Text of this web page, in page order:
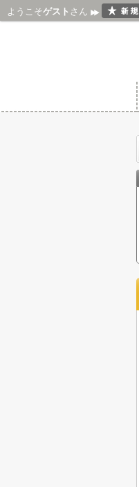
ようこそゲスト さん